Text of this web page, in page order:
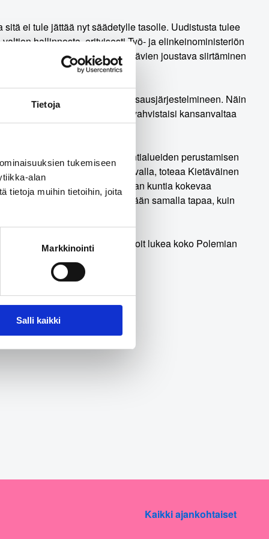
Tietoja
tukemiseen
alan
tietoja muihin tietoihin, joita
Markkinointi
Salli kaikki
ei tule jättää nyt säädetylle tasolle. Uudistusta tulee
hallinnosta, erityisesti Työ- ja elinkeinoministeriön
ja hyvinvointialueiden tehtävien joustava siirtäminen
verotusoikeus verotulojen tasausjärjestelmineen. Näin
Uudistus vahvistaisi kansanvaltaa
on jäänyt selvästi hyvinvointialueiden perustamisen
muutosten vaatimalla tavalla, toteaa Kietäväinen
komitea uudistamaan kuntia kokevaa
Työ vaatii aikaa vähintään samalla tapaa, kuin
viime vuosien uudistuksia. Voit lukea koko Polemian
Kaikki ajankohtaiset